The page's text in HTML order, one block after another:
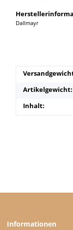
Dallmayr
Artikelgewicht:
Inhalt:
Informationen